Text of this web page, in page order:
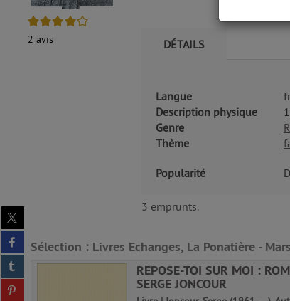
Partager
sur
twitter
(Nouvelle
fenêtre)
Partager
sur
facebook
(Nouvelle
fenêtre)
Partager
sur
tumblr
Partager
4/5
2 avis DÉTAILS
Langue
Description physique
Genre
Thème
Popularité
3 emprunts.
Sélection : Livres Echanges, La Ponatière -
REPOSE-TOI SUR MOI :
SERGE JONCOUR